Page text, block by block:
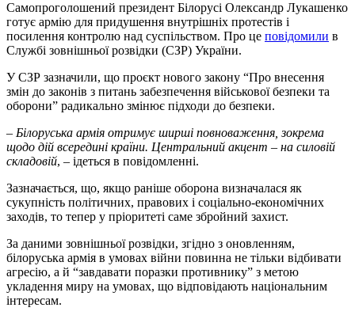
Самопроголошений президент Білорусі Олександр Лукашенко
готує армію для придушення внутрішніх протестів і
посилення контролю над суспільством. Про це повідомили в
Службі зовнішньої розвідки (СЗР) України.
У СЗР зазначили, що проєкт нового закону “Про внесення
змін до законів з питань забезпечення військової безпеки та
оборони” радикально змінює підходи до безпеки.
– Білоруська армія отримує ширші повноваження, зокрема
щодо дій всередині країни. Центральний акцент – на силовій
складовій, – ідеться в повідомленні.
Зазначається, що, якщо раніше оборона визначалася як
сукупність політичних, правових і соціально-економічних
заходів, то тепер у пріоритеті саме збройний захист.
За даними зовнішньої розвідки, згідно з оновленням,
білоруська армія в умовах війни повинна не тільки відбивати
агресію, а й “завдавати поразки противнику” з метою
укладення миру на умовах, що відповідають національним
інтересам.